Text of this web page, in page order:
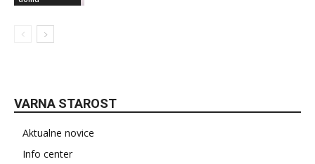
VARNA STAROST
Aktualne novice
Info center